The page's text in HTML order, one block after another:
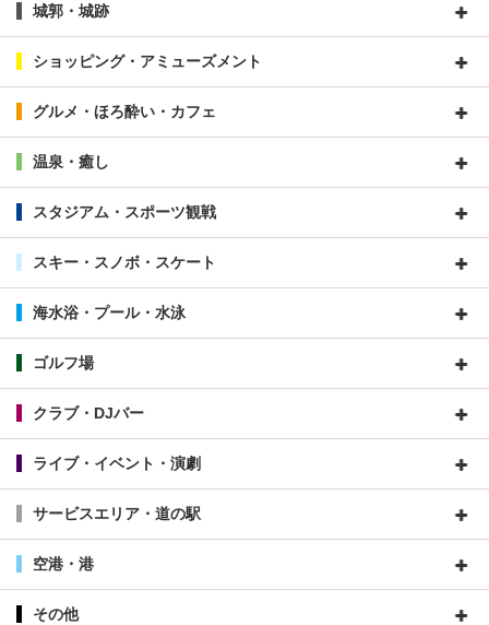
城郭・城跡
ショッピング・アミューズメント
グルメ・ほろ酔い・カフェ
温泉・癒し
スタジアム・スポーツ観戦
スキー・スノボ・スケート
海水浴・プール・水泳
ゴルフ場
クラブ・DJバー
ライブ・イベント・演劇
サービスエリア・道の駅
空港・港
その他